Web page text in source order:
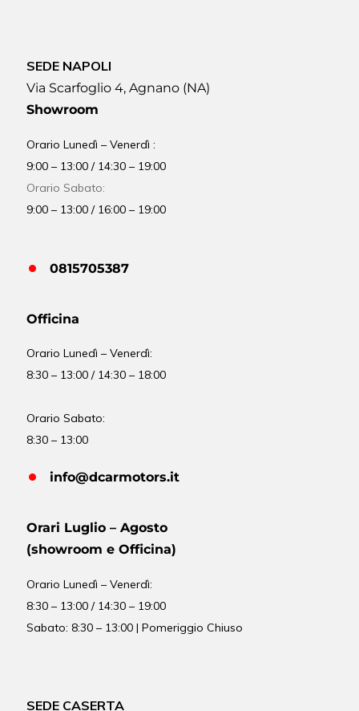
SEDE NAPOLI
Via Scarfoglio 4, Agnano (NA)
Showroom
Orario Lunedì – Venerdì :
9:00 – 13:00 / 14:30 – 19:00
Orario Sabato:
9:00 – 13:00 / 16:00 – 19:00
0815705387
Officina
OrarioLunedì – Venerdì:
8:30 – 13:00 / 14:30 – 18:00
Orario Sabato:
8:30 – 13:00
info@dcarmotors.it
Orari Luglio – Agosto
(showroom e Officina)
OrarioLunedì – Venerdì:
8:30 – 13:00 / 14:30 – 19:00
Sabato: 8:30 – 13:00 | Pomeriggio Chiuso
SEDE CASERTA